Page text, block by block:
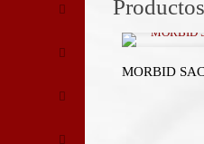
MORBID